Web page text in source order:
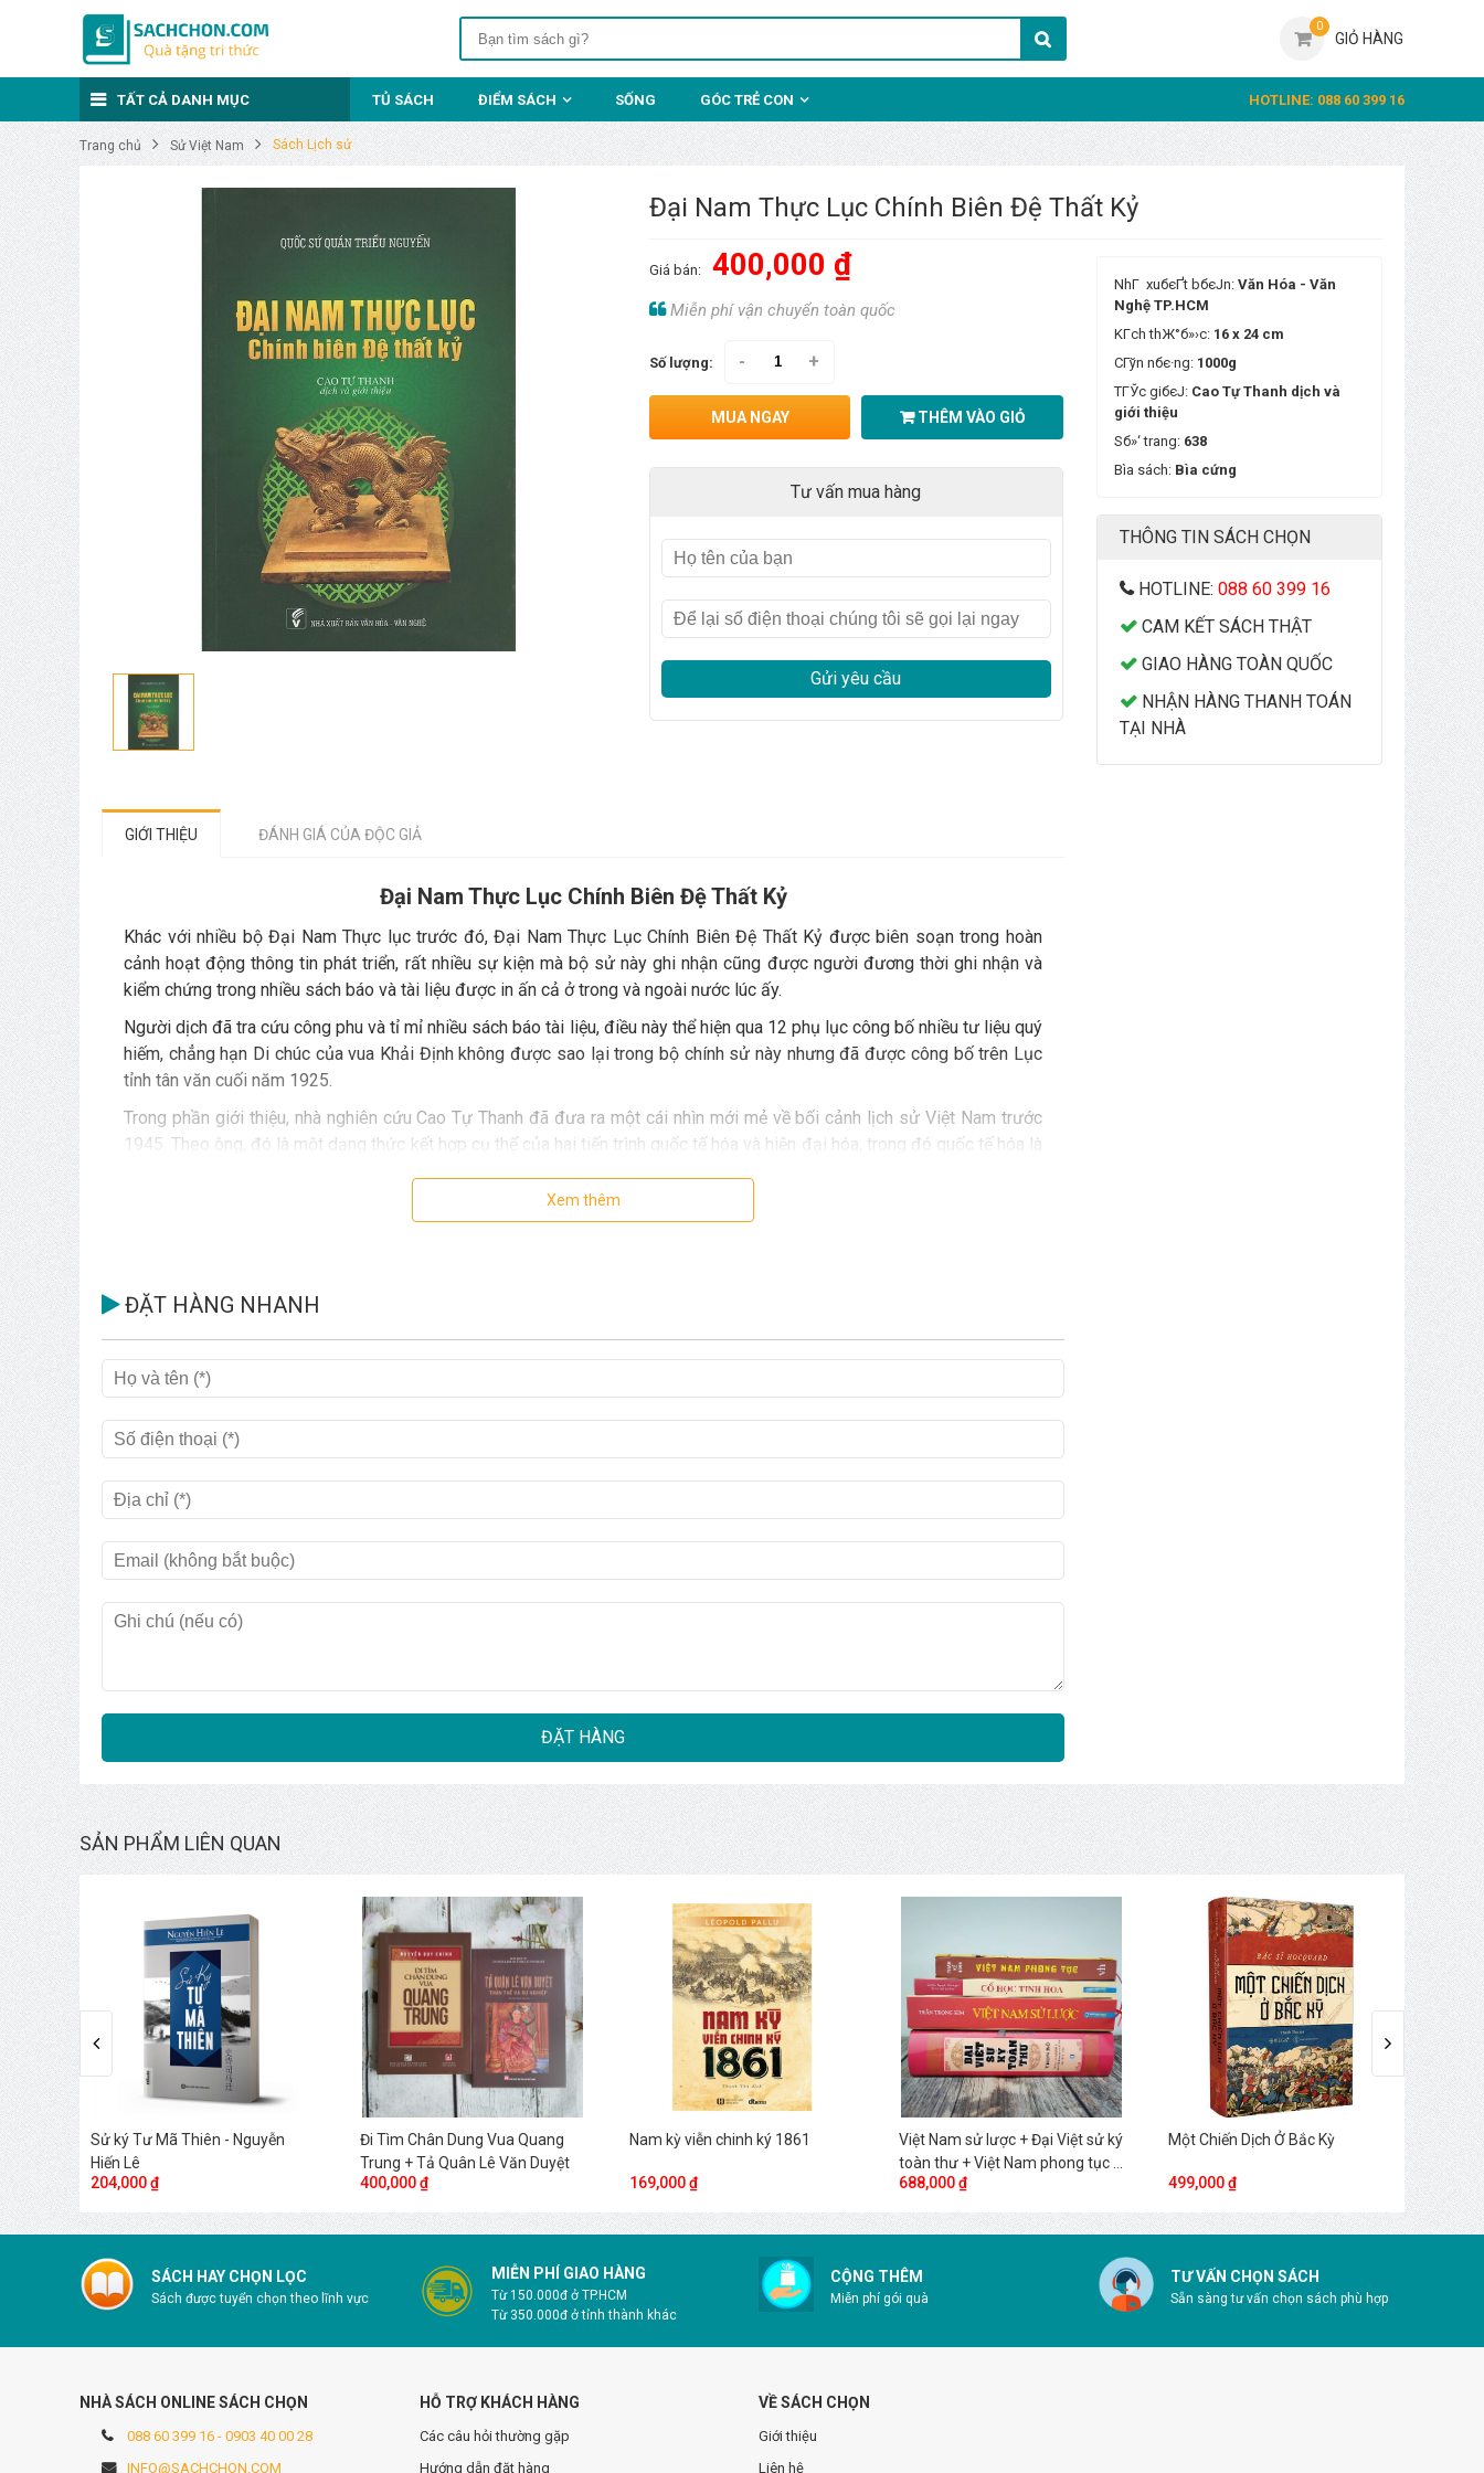
0
GIỎ HÀNG
TẤT CẢ DANH MỤC TỦ SÁCH ĐIỂM SÁCH SỐNG GÓC TRẺ CON HOTLINE: 088 60 399 16
Trang chủ Sử Việt Nam Sách Lịch sử
Đại Nam Thực Lục Chính Biên Đệ Thất Kỷ
Giá bán: 400,000 ₫
Miễn phí vận chuyển toàn quốc
Số lượng: - +
MUA NGAY THÊM VÀO GIỎ
Tư vấn mua hàng
Gửi yêu cầu
NhГ xuбєҐt bбєЈn: Văn Hóa - Văn
Nghệ TP.HCM
KГ­ch thЖ°б»›c: 16 x 24 cm
CГўn nбє·ng: 1000g
TГЎc giбєЈ: Cao Tự Thanh dịch và
giới thiệu
Sб»‘ trang: 638
Bìa sách: Bìa cứng
THÔNG TIN SÁCH CHỌN
HOTLINE: 088 60 399 16
CAM KẾT SÁCH THẬT
GIAO HÀNG TOÀN QUỐC
NHẬN HÀNG THANH TOÁN
TẠI NHÀ
GIỚI THIỆU ĐÁNH GIÁ CỦA ĐỘC GIẢ
Đại Nam Thực Lục Chính Biên Đệ Thất Kỷ
Khác với nhiều bộ Đại Nam Thực lục trước đó, Đại Nam Thực Lục Chính Biên Đệ Thất Kỷ được biên soạn trong hoàn
cảnh hoạt động thông tin phát triển, rất nhiều sự kiện mà bộ sử này ghi nhận cũng được người đương thời ghi nhận và
kiểm chứng trong nhiều sách báo và tài liệu được in ấn cả ở trong và ngoài nước lúc ấy.
Người dịch đã tra cứu công phu và tỉ mỉ nhiều sách báo tài liệu, điều này thể hiện qua 12 phụ lục công bố nhiều tư liệu quý
hiếm, chẳng hạn Di chúc của vua Khải Định không được sao lại trong bộ chính sử này nhưng đã được công bố trên Lục
tỉnh tân văn cuối năm 1925.
Trong phần giới thiệu, nhà nghiên cứu Cao Tự Thanh đã đưa ra một cái nhìn mới mẻ về bối cảnh lịch sử Việt Nam trước
1945. Theo ông, đó là một dạng thức kết hợp cụ thể của hai tiến trình quốc tế hóa và hiện đại hóa, trong đó quốc tế hóa là
hóa tự nguyện. Toàn bộ sự vận động kinh tế-văn hóa và xã hội-chính trị Việt Nam từ 1916 trở đi trong đó có các lực
lượng và tổ chức chống Pháp cũng được Cao Tự Thanh nhìn nhận trong tương quan với kết hợp lịch sử nói trên.
Xem thêm
ĐẶT HÀNG NHANH
ĐẶT HÀNG
SẢN PHẨM LIÊN QUAN
Sử ký Tư Mã Thiên - Nguyễn
Hiến Lê
204,000 ₫
Đi Tìm Chân Dung Vua Quang
Trung + Tả Quân Lê Văn Duyệt
400,000 ₫
Nam kỳ viễn chinh ký 1861
169,000 ₫
Việt Nam sử lược + Đại Việt sử ký
toàn thư + Việt Nam phong tục +
Cổ học tinh hoa (Bìa cứng)
688,000 ₫
Một Chiến Dịch Ở Bắc Kỳ
499,000 ₫
SÁCH HAY CHỌN LỌC
Sách được tuyển chọn theo lĩnh vực
MIỄN PHÍ GIAO HÀNG
Từ 150.000đ ở TP.HCM
Từ 350.000đ ở tỉnh thành khác
CỘNG THÊM
Miễn phí gói quà
TƯ VẤN CHỌN SÁCH
Sẵn sàng tư vấn chọn sách phù hợp
NHÀ SÁCH ONLINE SÁCH CHỌN
088 60 399 16 - 0903 40 00 28
INFO@SACHCHON.COM
HỖ TRỢ KHÁCH HÀNG
Các câu hỏi thường gặp
Hướng dẫn đặt hàng
VỀ SÁCH CHỌN
Giới thiệu
Liên hệ